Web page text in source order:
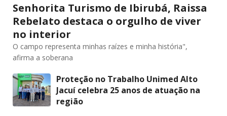
Senhorita Turismo de Ibirubá, Raissa
Rebelato destaca o orgulho de viver
no interior
O campo representa minhas raízes e minha história",
afirma a soberana
Proteção no Trabalho Unimed Alto
Jacuí celebra 25 anos de atuação na
região